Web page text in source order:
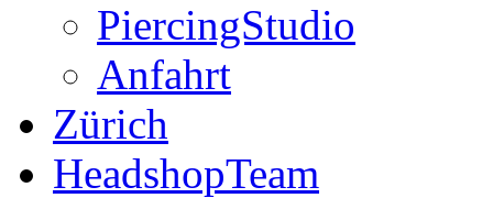
PiercingStudio
Anfahrt
Zürich
HeadshopTeam